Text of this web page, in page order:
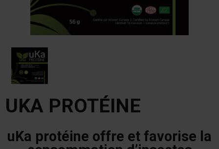
UKA PROTÉINE
uKa protéine offre et favorise la